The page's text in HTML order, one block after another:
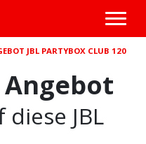
JBL PARTYBOX CLUB 120
JBL